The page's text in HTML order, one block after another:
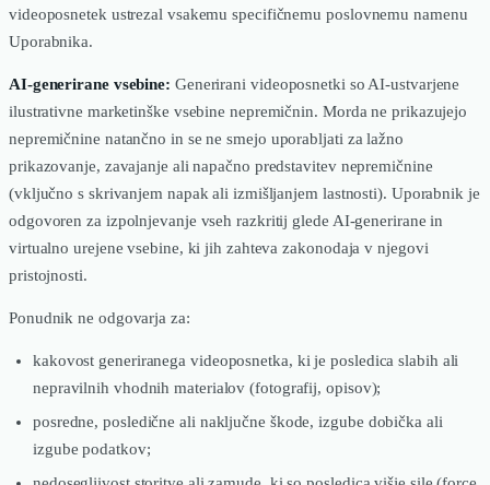
videoposnetek ustrezal vsakemu specifičnemu poslovnemu namenu
Uporabnika.
AI-generirane vsebine: Generirani videoposnetki so AI-ustvarjene
ilustrativne marketinške vsebine nepremičnin. Morda ne prikazujejo
nepremičnine natančno in se ne smejo uporabljati za lažno
prikazovanje, zavajanje ali napačno predstavitev nepremičnine
(vključno s skrivanjem napak ali izmišljanjem lastnosti). Uporabnik je
odgovoren za izpolnjevanje vseh razkritij glede AI-generirane in
virtualno urejene vsebine, ki jih zahteva zakonodaja v njegovi
pristojnosti.
Ponudnik ne odgovarja za:
kakovost generiranega videoposnetka, ki je posledica slabih ali
nepravilnih vhodnih materialov (fotografij, opisov);
posredne, posledične ali naključne škode, izgube dobička ali
izgube podatkov;